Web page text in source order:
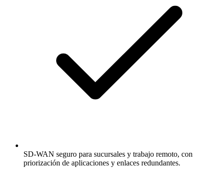
SD-WAN seguro para sucursales y trabajo remoto, con
priorización de aplicaciones y enlaces redundantes.